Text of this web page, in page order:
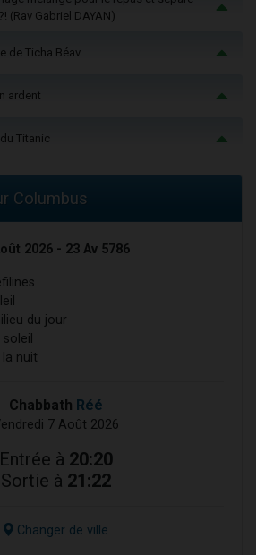
(Rav Gabriel DAYAN)
de Ticha Béav
ardent
Titanic
Columbus
2026 - 23 Av 5786
du jour
nuit
Chabbath Réé
7 Août 2026
Entrée à 20:20
Sortie à 21:22
Changer de ville